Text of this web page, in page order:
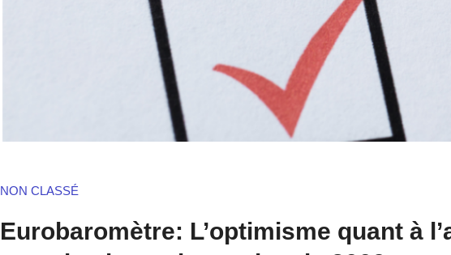
NON CLASSÉ
Eurobaromètre: L’optimisme quant à